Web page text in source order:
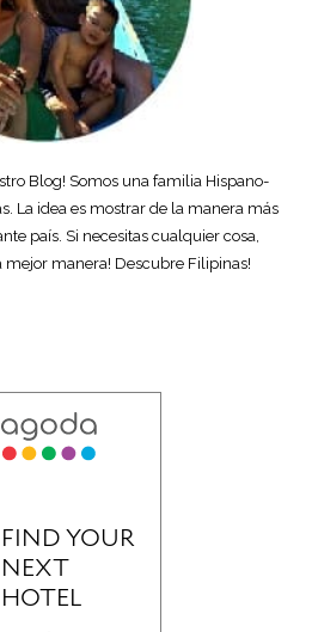
Blog! Somos una familia Hispano-
La idea es mostrar de la manera más
país. Si necesitas cualquier cosa,
manera! Descubre Filipinas!